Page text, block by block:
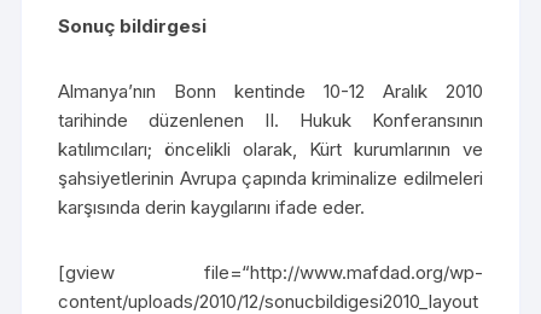
Sonuç bildirgesi
Almanya’nın Bonn kentinde 10-12 Aralık 2010
tarihinde düzenlenen II. Hukuk Konferansının
katılımcıları; öncelikli olarak, Kürt kurumlarının ve
şahsiyetlerinin Avrupa çapında kriminalize edilmeleri
karşısında derin kaygılarını ifade eder.
[gview file=“http://www.mafdad.org/wp-
content/uploads/2010/12/sonucbildigesi2010_layout